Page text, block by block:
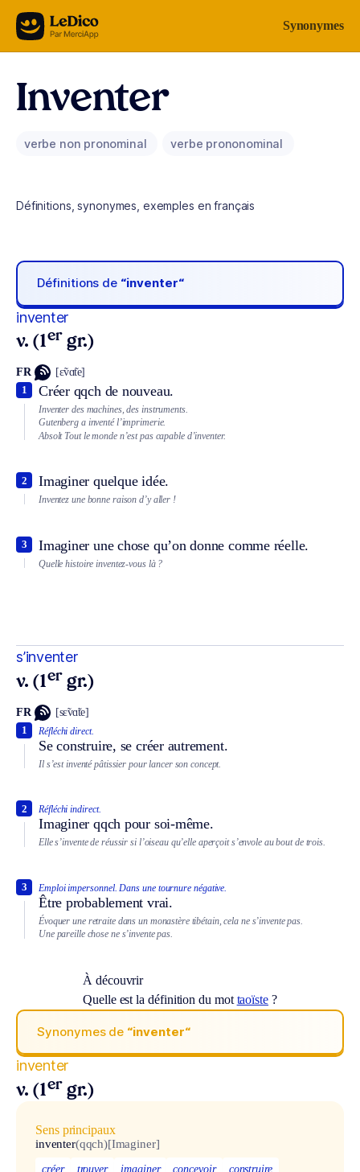
Aller au contenu Synonymes
Inventer
verbe non pronominal verbe prononominal
Définitions, synonymes, exemples en français
Définitions de “inventer“
inventer
v. (1er gr.)
FR [ɛ̃vɑ̃te]
Créer qqch de nouveau.
1
Inventer des machines, des instruments.
Gutenberg a inventé l’imprimerie.
Absolt Tout le monde n’est pas capable d’inventer.
Imaginer quelque idée.
2
Inventez une bonne raison d’y aller !
Imaginer une chose qu’on donne comme réelle.
3
Quelle histoire inventez-vous là ?
s’inventer
v. (1er gr.)
FR [sɛ̃vɑ̃te]
Réfléchi direct.
Se construire, se créer autrement.
1
Il s’est inventé pâtissier pour lancer son concept.
Réfléchi indirect.
Imaginer qqch pour soi-même.
2
Elle s’invente de réussir si l’oiseau qu’elle aperçoit s’envole au bout de trois.
Emploi impersonnel. Dans une tournure négative.
Être probablement vrai.
3
Évoquer une retraite dans un monastère tibétain, cela ne s’invente pas.
Une pareille chose ne s’invente pas.
À découvrir
Quelle est la définition du mot taoïste ?
Synonymes de “inventer“
inventer
v. (1er gr.)
Sens principaux
inventer(qqch)[Imaginer]
créer trouver imaginer concevoir
construire